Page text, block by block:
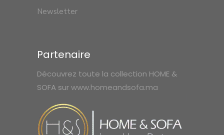
Newsletter
Partenaire
Découvrez toute la collection HOME &
SOFA surwww.homeandsofa.ma